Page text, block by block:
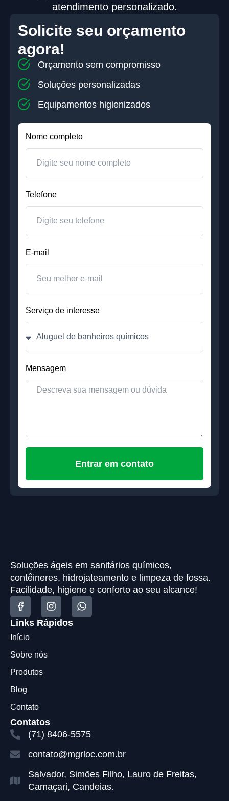
atendimento personalizado.
Solicite seu orçamento
agora!
Orçamento sem compromisso
Soluções personalizadas
Equipamentos higienizados
Nome completo
Telefone
E-mail
Serviço de interesse
Mensagem
Entrar em contato
Soluções ágeis em sanitários químicos,
contêineres, hidrojateamento e limpeza de fossa.
Facilidade, higiene e conforto ao seu alcance!
Links Rápidos
Início
Sobre nós
Produtos
Blog
Contato
Contatos
(71) 8406-5575
contato@mgrloc.com.br
Salvador, Simões Filho, Lauro de Freitas,
Camaçari, Candeias.